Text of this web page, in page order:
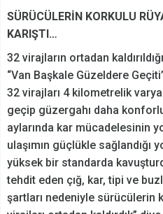
SÜRÜCÜLERİN KORKULU
KARIŞTI…
32 virajların ortadan
“Van Başkale Güzeldere
32 virajları 4 kilometrelik
geçip güzergahı daha
aylarında kar mücadelesinin
ulaşımın güçlükle
yüksek bir standarda
tehdit eden çığ, kar, tipi ve
şartları nedeniyle sürücülerin